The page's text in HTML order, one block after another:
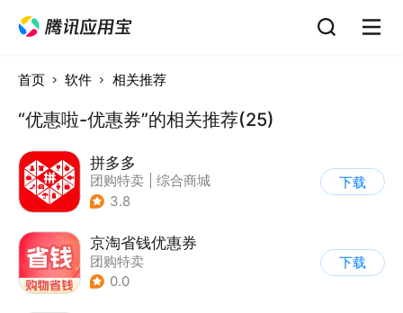
首页 软件 相关推荐
“优惠啦-优惠券”的相关推荐(25)
拼多多
团购特卖
综合商城
3.8
下载
京淘省钱优惠券
团购特卖
0.0
下载